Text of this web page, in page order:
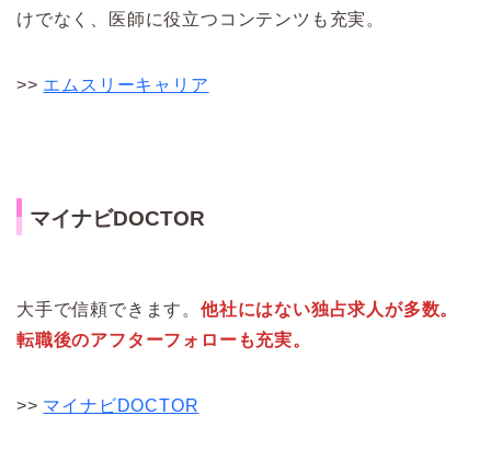
けでなく、医師に役立つコンテンツも充実。
>> エムスリーキャリア
マイナビDOCTOR
大手で信頼できます。 他社にはない独占求人が多数。
転職後のアフターフォローも充実。
>> マイナビDOCTOR